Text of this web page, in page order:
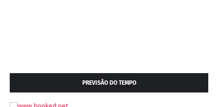
PREVISÃO DO TEMPO